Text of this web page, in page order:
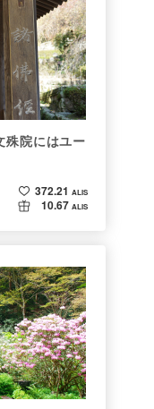
殊院にはユー
372.21 ALIS
10.67 ALIS